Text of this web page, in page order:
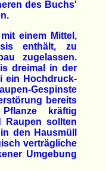
des Buchs'
einem Mittel,
enthält, zu
zugelassen.
dreimal in der
ein Hochdruck-
Gespinste
bereits
kräftig
Raupen sollten
den Hausmüll
verträgliche
Umgebung